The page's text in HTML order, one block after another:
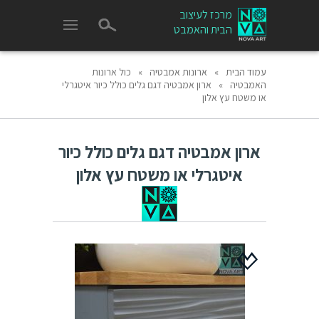
מרכז לעיצוב
הבית והאמבט
עמוד הבית » ארונות אמבטיה »
כול ארונות
האמבטיה
»
ארון אמבטיה דגם גלים כולל כיור איטגרלי
או משטח עץ אלון
ארון אמבטיה דגם גלים כולל כיור
איטגרלי או משטח עץ אלון